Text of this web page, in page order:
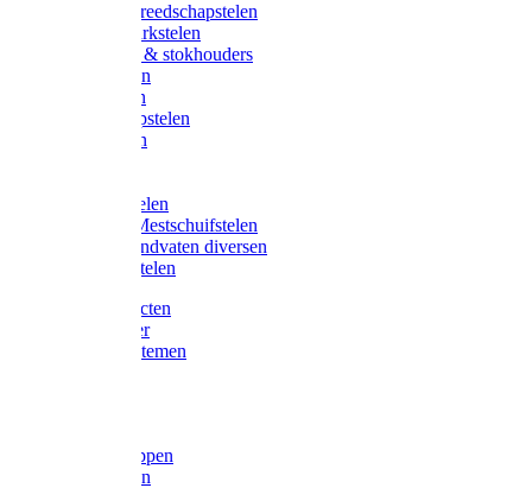
Overige gereedschapstelen
Bezem-/Harkstelen
Handvaten & stokhouders
Hamerstelen
Spadestelen
Graanschopstelen
Schopstelen
Gardena stelen
Sneeuw- /Mestschuifstelen
Stelen / Handvaten diversen
Telescoopstelen
Tuin producten
Fruitplukker
Ophangsystemen
Betonschoppen
Schepbatsen